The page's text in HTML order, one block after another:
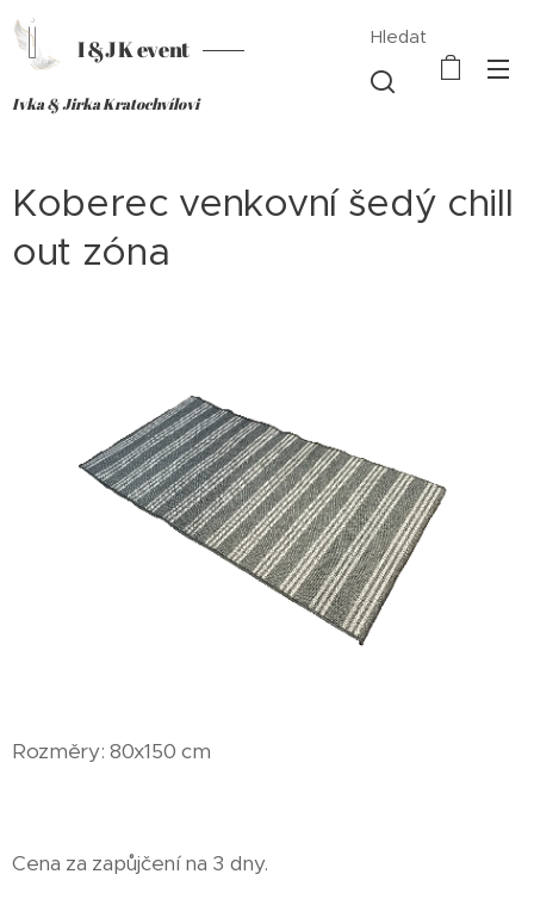
I &J K event
Ivka & Jirka Kratochvílovi
Hledat
Koberec venkovní šedý chill
out zóna
Rozměry: 80x150 cm
Cena za zapůjčení na 3 dny.